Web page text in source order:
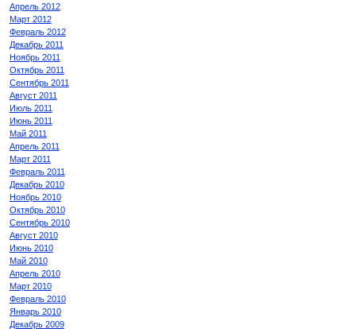
Апрель 2012
Март 2012
Февраль 2012
Декабрь 2011
Ноябрь 2011
Октябрь 2011
Сентябрь 2011
Август 2011
Июль 2011
Июнь 2011
Май 2011
Апрель 2011
Март 2011
Февраль 2011
Декабрь 2010
Ноябрь 2010
Октябрь 2010
Сентябрь 2010
Август 2010
Июнь 2010
Май 2010
Апрель 2010
Март 2010
Февраль 2010
Январь 2010
Декабрь 2009